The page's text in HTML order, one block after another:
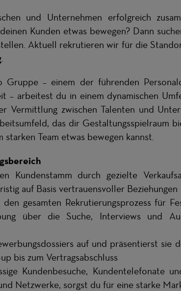
und Unternehmen erfolgreich
Kunden etwas bewegen? Dann
Aktuell rekrutieren wir für die
.
Gruppe – einem der führenden
– arbeitest du in einem dynamischen
Vermittlung zwischen Talenten und
das dir Gestaltungsspielraum
starken Team etwas bewegen kannst.
Kundenstamm durch gezielte
auf Basis vertrauensvoller Beziehungen
gesamten Rekrutierungsprozess für
über die Suche, Interviews und
auf und präsentierst sie
bis zum Vertragsabschluss
Kundenbesuche, Kundentelefonate
Netzwerke, sorgst du für eine starke